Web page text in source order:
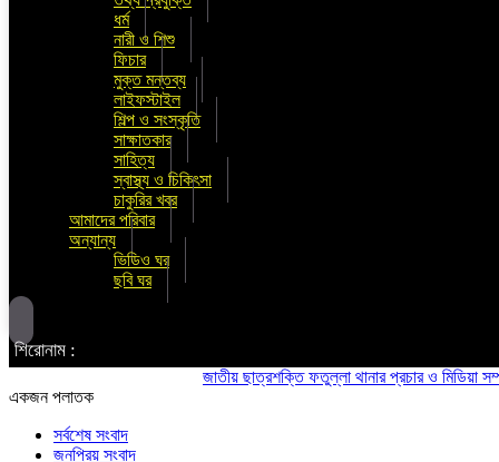
ধর্ম
নারী ও শিশু
ফিচার
মুক্ত মন্তব্য
লাইফস্টাইল
শিল্প ও সংস্কৃতি
সাক্ষাতকার
সাহিত্য
স্বাস্থ্য ও চিকিৎসা
চাকুরির খবর
আমাদের পরিবার
অন্যান্য
ভিডিও ঘর
ছবি ঘর
শিরোনাম :
জাতীয় ছাত্রশক্তি ফতুল্লা থানার প্রচার ও মিডিয়া
একজন পলাতক
সর্বশেষ সংবাদ
জনপ্রিয় সংবাদ